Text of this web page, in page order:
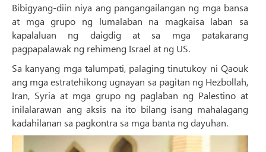
Bibigyang-diin niya ang pangangailangan ng mga bansa
at mga grupo ng lumalaban na magkaisa laban sa
kapalaluan ng daigdig at sa mga patakarang
pagpapalawak ng rehimeng Israel at ng US.
Sa kanyang mga talumpati, palaging tinutukoy ni Qaouk
ang mga estratehikong ugnayan sa pagitan ng Hezbollah,
Iran, Syria at mga grupo ng paglaban ng Palestino at
inilalarawan ang aksis na ito bilang isang mahalagang
kadahilanan sa pagkontra sa mga banta ng dayuhan.